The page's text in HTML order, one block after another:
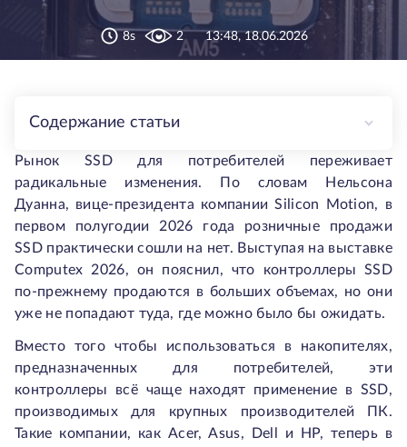
8s 2 13:48, 18.06.2026
Содержание статьи
Рынок SSD для потребителей переживает
радикальные изменения. По словам Нельсона
Дуанна, вице-президента компании Silicon Motion, в
первом полугодии 2026 года розничные продажи
SSD практически сошли на нет. Выступая на выставке
Computex 2026, он пояснил, что контроллеры SSD
по-прежнему продаются в больших объемах, но они
уже не попадают туда, где можно было бы ожидать.
Вместо того чтобы использоваться в накопителях,
предназначенных для потребителей, эти
контроллеры всё чаще находят применение в SSD,
производимых для крупных производителей ПК.
Такие компании, как Acer, Asus, Dell и HP, теперь в